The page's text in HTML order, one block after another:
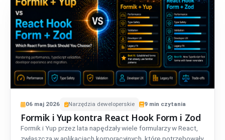
06 maj 2026 Narzędzia deweloperskie 9 min czytania
Formik i Yup kontra React Hook Form i Zod
Formik i Yup przez lata napędzały wiele formularzy w React,